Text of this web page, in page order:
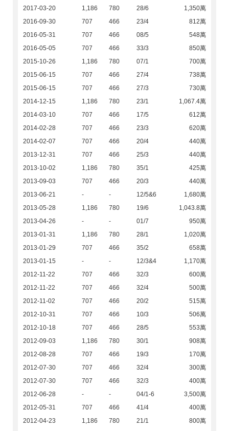
2017-03-20
1,186 780 28/6
1,350萬
2016-09-30
707 466 23/4
812萬
2016-05-31
707 466 08/5
548萬
2016-05-05
707 466 33/3
850萬
2015-10-26
1,186 780 07/1
700萬
2015-06-15
707 466 27/4
738萬
2015-06-15
707 466 27/3
730萬
2014-12-15
1,186 780 23/1
1,067.4萬
2014-03-10
707 466 17/5
612萬
2014-02-28
707 466 23/3
620萬
2014-02-07
707 466 20/4
440萬
2013-12-31
707 466 25/3
440萬
2013-10-02
1,186 780 35/1
425萬
2013-09-03
707 466 20/3
440萬
2013-06-21
- - 12/5&6
1,680萬
2013-05-28
1,186 780 19/6
1,043.8萬
2013-04-26
- - 01/7
950萬
2013-01-31
1,186 780 28/1
1,020萬
2013-01-29
707 466 35/2
658萬
2013-01-15
- - 12/3&4
1,170萬
2012-11-22
707 466 32/3
600萬
2012-11-22
707 466 32/4
500萬
2012-11-02
707 466 20/2
515萬
2012-10-31
707 466 10/3
506萬
2012-10-18
707 466 28/5
553萬
2012-09-03
1,186 780 30/1
908萬
2012-08-28
707 466 19/3
170萬
2012-07-30
707 466 32/4
300萬
2012-07-30
707 466 32/3
400萬
2012-06-28
- - 04/1-6
3,500萬
2012-05-31
707 466 41/4
400萬
2012-04-23
1,186 780 21/1
800萬